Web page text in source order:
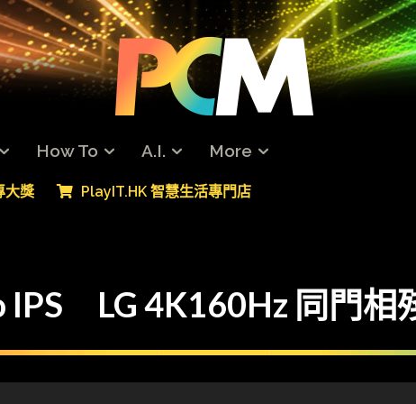
How To A.I. More
大獎 PlayIT.HK 智慧生活專門店
IPS LG 4K160Hz 同門相